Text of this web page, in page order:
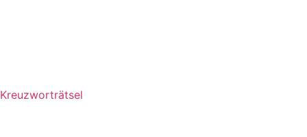
Kreuzworträtsel